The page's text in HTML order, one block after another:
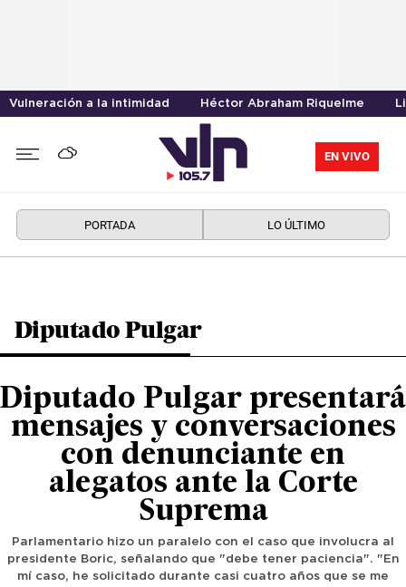
Vulneración a la intimidad Héctor Abraham Riquelme
EN VIVO
PORTADA LO ÚLTIMO
Diputado Pulgar
Diputado Pulgar presentará
mensajes y conversaciones
con denunciante en
alegatos ante la Corte
Suprema
Parlamentario hizo un paralelo con el caso que involucra al
presidente Boric, señalando que "debe tener paciencia". "En
mí caso, he solicitado durante casi cuatro años que se me